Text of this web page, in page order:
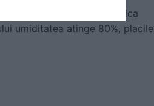
de izolare termica
umiditatea atinge 80%, placile